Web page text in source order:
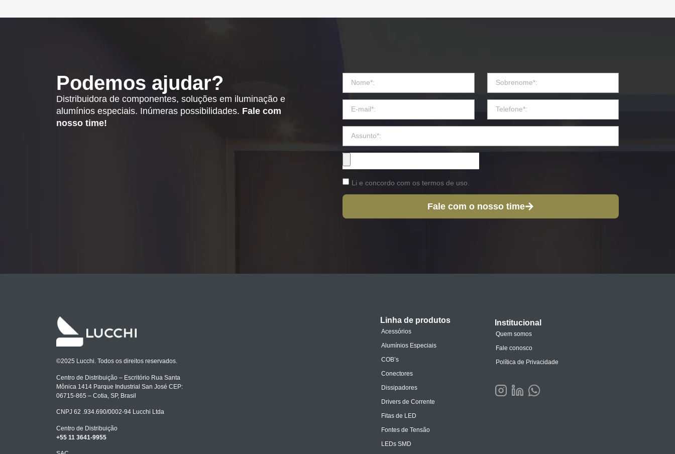
Podemos ajudar?
Distribuidora de componentes, soluções em iluminação e
alumínios especiais. Inúmeras possibilidades. Fale com
nosso time!
Li e concordo com os termos de uso.
Fale com o nosso time
©2025 Lucchi. Todos os direitos reservados.
Centro de Distribuição – Escritório Rua Santa
Mônica 1414 Parque Industrial San José CEP:
06715-865 – Cotia, SP, Brasil
CNPJ 62 .934.690/0002-94 Lucchi Ltda
Centro de Distribuição
+55 11 3641-9955
Linha de produtos
Acessórios
Alumínios Especiais
COB’s
Conectores
Dissipadores
Drivers de Corrente
Fitas de LED
Fontes de Tensão
LEDs SMD
Institucional
Quem somos
Fale conosco
Política de Privacidade